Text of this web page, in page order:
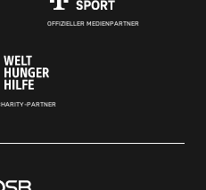
OFFIZIELLER MEDIENPARTNER
PARTNER